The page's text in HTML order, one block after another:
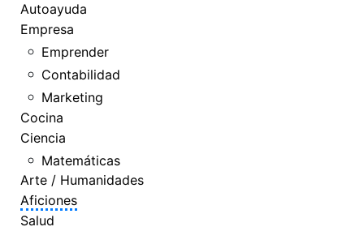
Autoayuda
Empresa
Emprender
Contabilidad
Marketing
Cocina
Ciencia
Matemáticas
Arte / Humanidades
Aficiones
Salud